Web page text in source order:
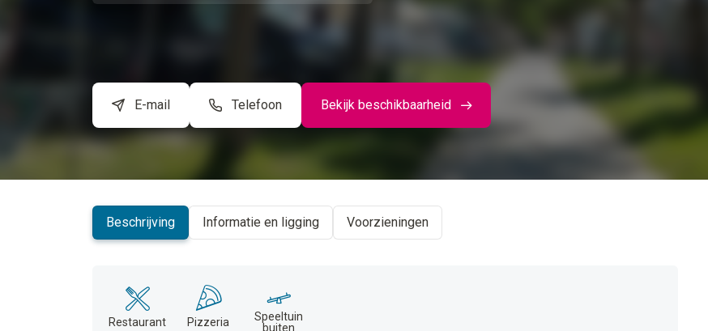
E-mail Telefoon Bekijk beschikbaarheid
Beschrijving Informatie en ligging Voorzieningen
Restaurant Pizzeria
Speeltuin
buiten